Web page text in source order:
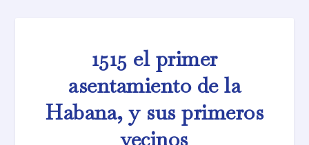
1515 el primer
asentamiento de la
Habana, y sus primeros
vecinos